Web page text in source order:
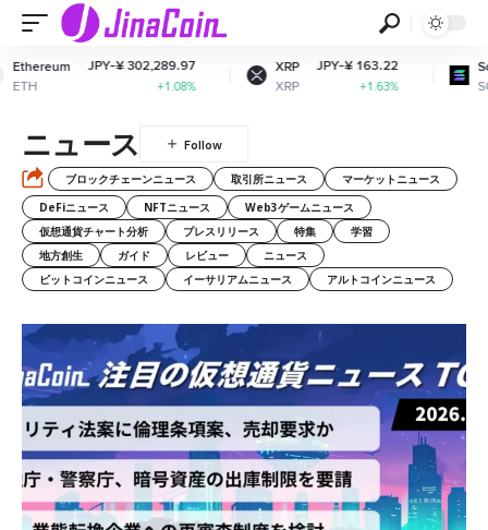
JPY-¥ 302,289.97 JPY-¥ 163.22
+1.63%
ニュース
ブロックチェーンニュース 取引所ニュース
マーケットニュース
DeFiニュース
NFTニュース
Web3ゲームニュース
仮想通貨チャート分析
プレスリリース 特集
学習
地方創生
ガイド レビュー
ニュース
ビットコインニュース
イーサリアムニュース アルトコインニュース